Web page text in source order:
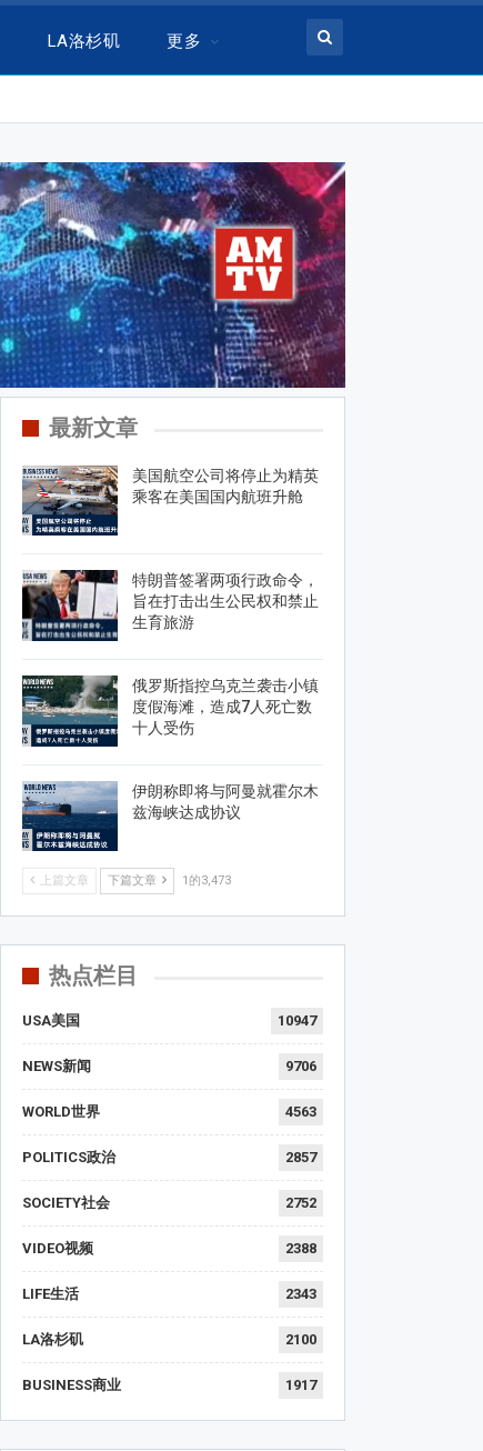
LA洛杉矶 更多
最新文章
美国航空公司将停止为精英
乘客在美国国内航班升舱
特朗普签署两项行政命令，
旨在打击出生公民权和禁止
生育旅游
俄罗斯指控乌克兰袭击小镇
度假海滩，造成7人死亡数
十人受伤
伊朗称即将与阿曼就霍尔木
兹海峡达成协议
上篇文章 下篇文章 1的3,473
热点栏目
USA美国 10947
NEWS新闻 9706
WORLD世界 4563
POLITICS政治 2857
SOCIETY社会 2752
VIDEO视频 2388
LIFE生活 2343
LA洛杉矶 2100
BUSINESS商业 1917